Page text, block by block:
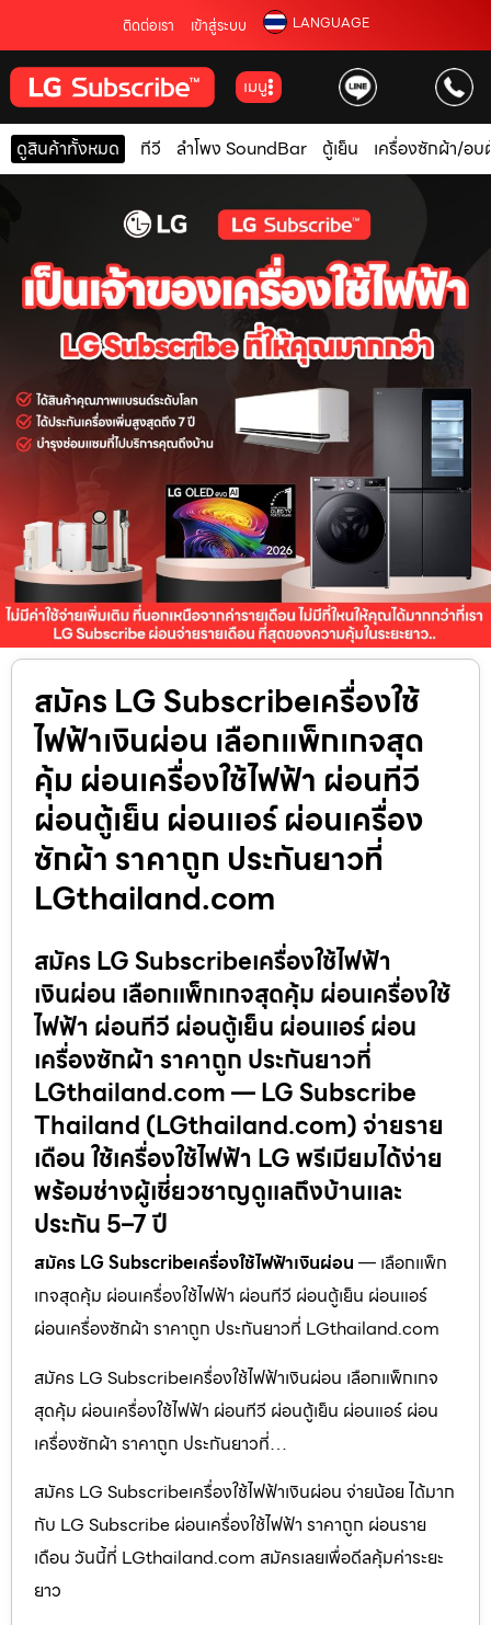
ติดต่อเรา เข้าสู่ระบบ LANGUAGE
เมนู
ดูสินค้าทั้งหมด ทีวี ลำโพง SoundBar ตู้เย็น เครื่องซักผ้า/อบ
สมัคร LG Subscribeเครื่องใช้
ไฟฟ้าเงินผ่อน เลือกแพ็กเกจสุด
คุ้ม ผ่อนเครื่องใช้ไฟฟ้า ผ่อนทีวี
ผ่อนตู้เย็น ผ่อนแอร์ ผ่อนเครื่อง
ซักผ้า ราคาถูก ประกันยาวที่
LGthailand.com
สมัคร LG Subscribeเครื่องใช้ไฟฟ้า
เงินผ่อน เลือกแพ็กเกจสุดคุ้ม ผ่อนเครื่องใช้
ไฟฟ้า ผ่อนทีวี ผ่อนตู้เย็น ผ่อนแอร์ ผ่อน
เครื่องซักผ้า ราคาถูก ประกันยาวที่
LGthailand.com — LG Subscribe
Thailand (LGthailand.com) จ่ายราย
เดือน ใช้เครื่องใช้ไฟฟ้า LG พรีเมียมได้ง่าย
พร้อมช่างผู้เชี่ยวชาญดูแลถึงบ้านและ
ประกัน 5–7 ปี
สมัคร LG Subscribeเครื่องใช้ไฟฟ้าเงินผ่อน — เลือกแพ็ก
เกจสุดคุ้ม ผ่อนเครื่องใช้ไฟฟ้า ผ่อนทีวี ผ่อนตู้เย็น ผ่อนแอร์
ผ่อนเครื่องซักผ้า ราคาถูก ประกันยาวที่ LGthailand.com
สมัคร LG Subscribeเครื่องใช้ไฟฟ้าเงินผ่อน เลือกแพ็กเกจ
สุดคุ้ม ผ่อนเครื่องใช้ไฟฟ้า ผ่อนทีวี ผ่อนตู้เย็น ผ่อนแอร์ ผ่อน
เครื่องซักผ้า ราคาถูก ประกันยาวที่…
สมัคร LG Subscribeเครื่องใช้ไฟฟ้าเงินผ่อน จ่ายน้อย ได้มาก
กับ LG Subscribe ผ่อนเครื่องใช้ไฟฟ้า ราคาถูก ผ่อนราย
เดือน วันนี้ที่ LGthailand.com สมัครเลยเพื่อดีลคุ้มค่าระยะ
ยาว